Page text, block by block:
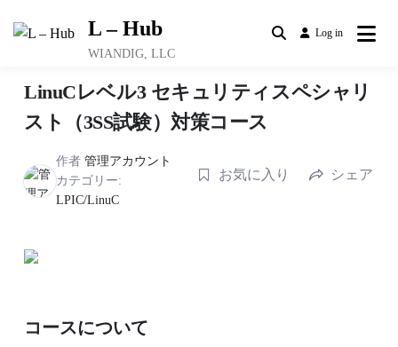
L – Hub
WIANDIG, LLC
Log in
LinuCレベル3 セキュリティスペシャリ
スト（3SS試験）対策コース
作者 管理アカウント
カテゴリー:
LPIC/LinuC
お気に入り シェア
コースについて